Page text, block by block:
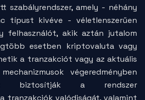
szabályrendszer, amely - néhány
típust kivéve - véletlenszerűen
felhasználót, akik aztán jutalom
esetben kriptovaluta vagy
a tranzakciót vagy az aktuális
végeredményben
biztosítják a rendszer
tranzakciók valódiságát, valamint